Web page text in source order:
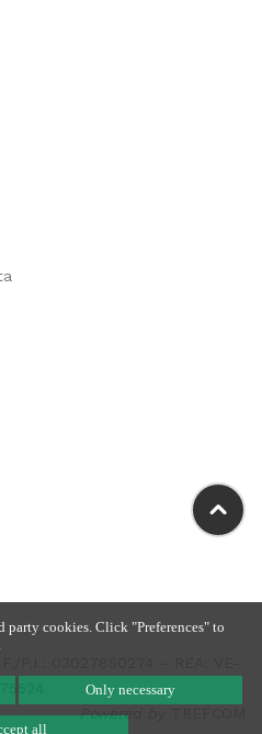
Powered by
party cookies. Click "Preferences" to
Only necessary
all